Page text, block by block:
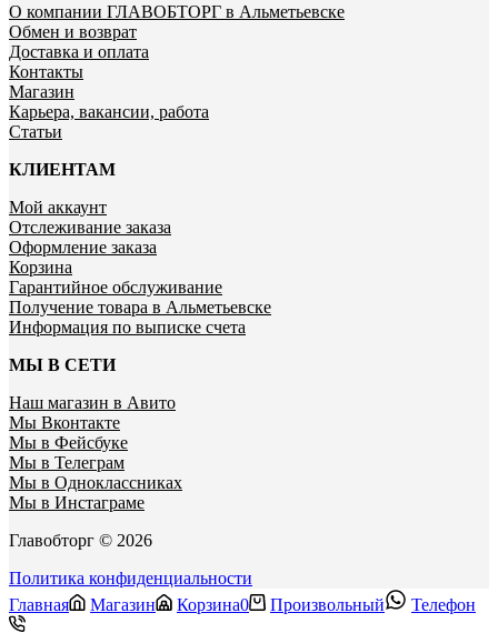
О компании ГЛАВОБТОРГ в Альметьевске
Обмен и возврат
Доставка и оплата
Контакты
Магазин
Карьера, вакансии, работа
Статьи
КЛИЕНТАМ
Мой аккаунт
Отслеживание заказа
Оформление заказа
Корзина
Гарантийное обслуживание
Получение товара в Альметьевске
Информация по выписке счета
МЫ В СЕТИ
Наш магазин в Авито
Мы Вконтакте
Мы в Фейсбуке
Мы в Телеграм
Мы в Одноклассниках
Мы в Инстаграме
Главобторг © 2026
Политика конфиденциальности
Главная
Магазин Корзина0 Произвольный Телефон